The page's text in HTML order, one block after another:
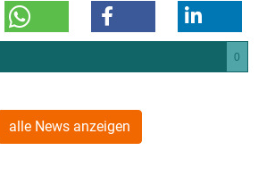
0
alle News anzeigen